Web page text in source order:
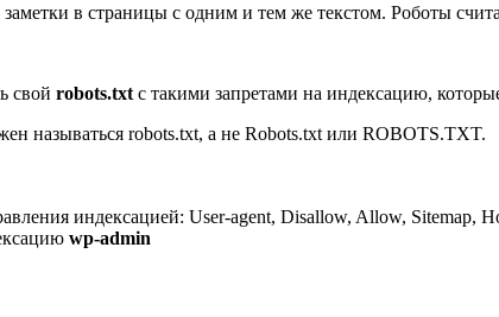
в страницы с одним и тем же текстом. Роботы
свой robots.txt с такими запретами на индексацию,
называться robots.txt, а не Robots.txt или ROBOTS.TXT.
индексацией: User-agent, Disallow, Allow, Sitemap,
wp-admin